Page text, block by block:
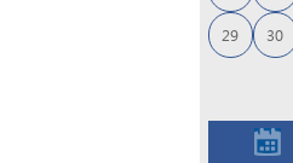
29 30